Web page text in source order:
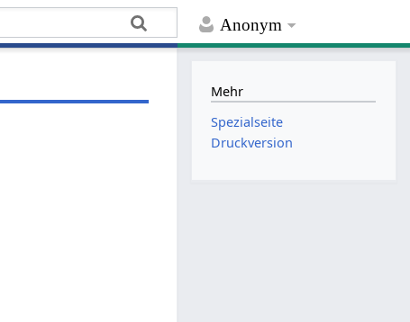
Anonym
Mehr
Spezialseite
Druckversion